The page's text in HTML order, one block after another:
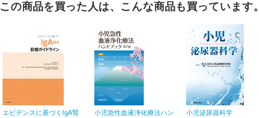
この商品を買った人は、こんな商品も買っています。
エビデンスに基づくIgA腎
小児急性血液浄化療法ハン
小児泌尿器科学